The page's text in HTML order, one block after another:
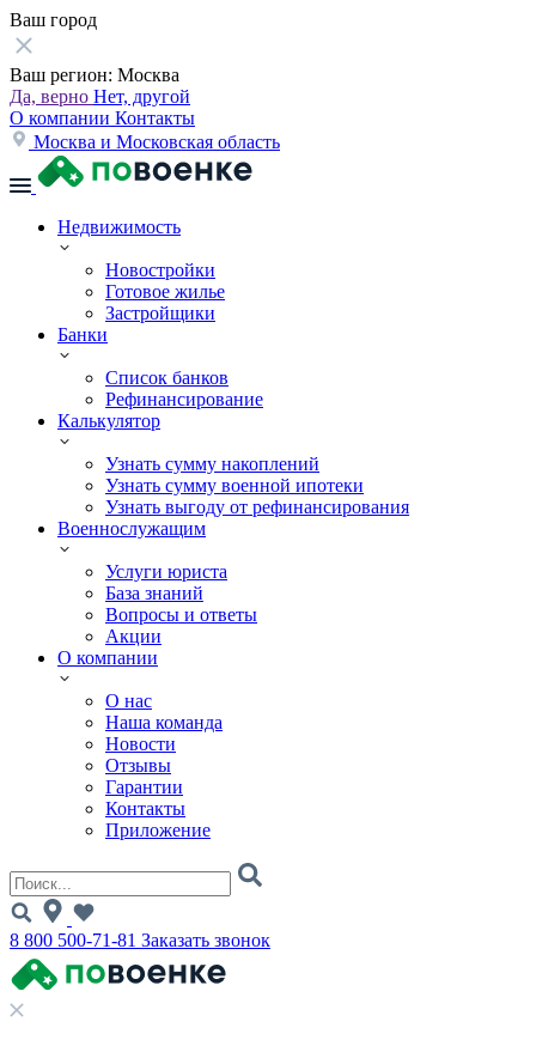
Ваш город
Ваш регион: Москва
Да, верно Нет, другой
О компании Контакты
Москва и Московская область
Недвижимость
Новостройки
Готовое жилье
Застройщики
Банки
Список банков
Рефинансирование
Калькулятор
Узнать сумму накоплений
Узнать сумму военной ипотеки
Узнать выгоду от рефинансирования
Военнослужащим
Услуги юриста
База знаний
Вопросы и ответы
Акции
О компании
О нас
Наша команда
Новости
Отзывы
Гарантии
Контакты
Приложение
8 800 500-71-81 Заказать звонок